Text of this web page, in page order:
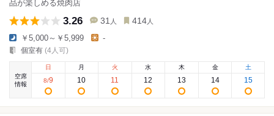
品が楽しめる焼肉店
3.26 31 人 414 人
￥5,000～￥5,999 -
個室有 (4人可)
空席
情報
日
8/9
月
10
火
11
水
12
木
13
金
14
土
15